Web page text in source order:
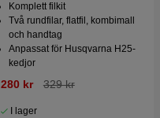
Komplett filkit
Två rundfilar, flatfil, kombimall
och handtag
Anpassat för Husqvarna H25-
kedjor
280 kr 329 kr
I lager